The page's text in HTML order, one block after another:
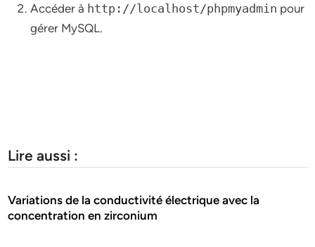
Accéder à http://localhost/phpmyadmin pour
gérer MySQL.
Lire aussi :
Variations de la conductivité électrique avec la
concentration en zirconium